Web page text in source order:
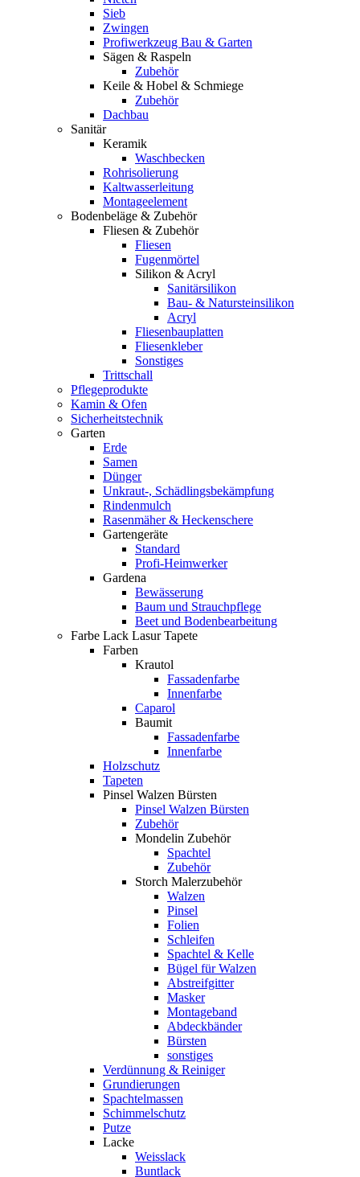
Sieb
Zwingen
Profiwerkzeug Bau & Garten
Sägen & Raspeln
Zubehör
Keile & Hobel & Schmiege
Zubehör
Dachbau
Sanitär
Keramik
Waschbecken
Rohrisolierung
Kaltwasserleitung
Montageelement
Bodenbeläge & Zubehör
Fliesen & Zubehör
Fliesen
Fugenmörtel
Silikon & Acryl
Sanitärsilikon
Bau- & Natursteinsilikon
Acryl
Fliesenbauplatten
Fliesenkleber
Sonstiges
Trittschall
Pflegeprodukte
Kamin & Ofen
Sicherheitstechnik
Garten
Erde
Samen
Dünger
Unkraut-, Schädlingsbekämpfung
Rindenmulch
Rasenmäher & Heckenschere
Gartengeräte
Standard
Profi-Heimwerker
Gardena
Bewässerung
Baum und Strauchpflege
Beet und Bodenbearbeitung
Farbe Lack Lasur Tapete
Farben
Krautol
Fassadenfarbe
Innenfarbe
Caparol
Baumit
Fassadenfarbe
Innenfarbe
Holzschutz
Tapeten
Pinsel Walzen Bürsten
Pinsel Walzen Bürsten
Zubehör
Mondelin Zubehör
Spachtel
Zubehör
Storch Malerzubehör
Walzen
Pinsel
Folien
Schleifen
Spachtel & Kelle
Bügel für Walzen
Abstreifgitter
Masker
Montageband
Abdeckbänder
Bürsten
sonstiges
Verdünnung & Reiniger
Grundierungen
Spachtelmassen
Schimmelschutz
Putze
Lacke
Weisslack
Buntlack